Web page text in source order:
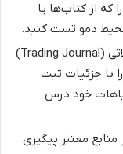
که از کتاب‌ها یا
محیط دمو تست کنید.
یک دفترچه یادداشت معاملاتی (Trading Journal)
با جزئیات ثبت
خود درس
منابع معتبر پیگیری